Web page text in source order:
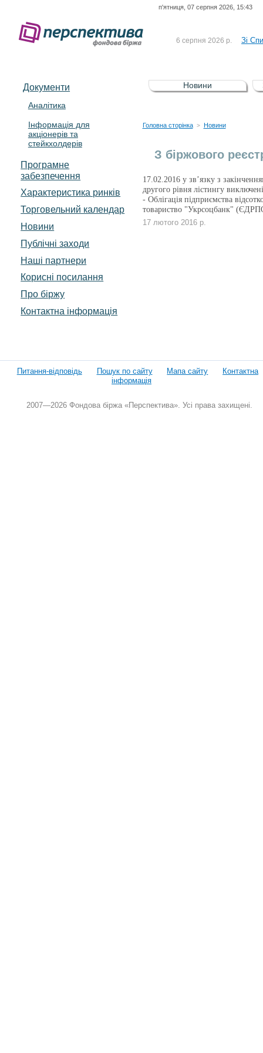
п'ятниця, 07 серпня 2026, 15:43
6 серпня 2026 р. Зі
5 серпня 2026 р.
Зі
UA4000232607)
4 серпня 2026 р.
Документи
Аналітика
Інформація для
акціонерів та
стейкхолдерів
Програмне
забезпечення
Характеристика pинків
Торговельний календар
Новини
Публічні заходи
Наші партнери
Корисні посилання
Про біржу
Контактна інформація
Новини
Головна сторінка > Новини
З біржового
17.02.2016 у зв’язку з
другого рівня лістингу
- Облігація підприємства
товариство "Укрсоцбанк"
17 лютого 2016 р.
Питання-відповідь Пошук по сайту Мапа сайту
Контактна
інформація
2007—2026 Фондова біржа «Перспектива». Усі права захищені.